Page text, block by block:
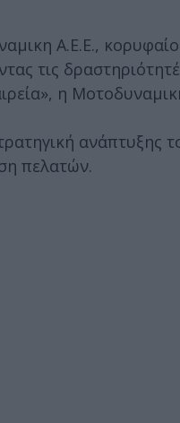
Α.Ε.Ε.,
τις
η
ανάπτυξης
πελατών.